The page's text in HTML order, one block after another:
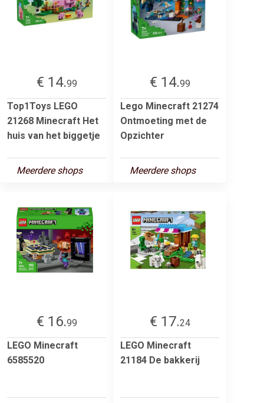
€ 14.99
Top1Toys LEGO
21268 Minecraft Het
huis van het biggetje
Meerdere shops
€ 14.99
Lego Minecraft 21274
Ontmoeting met de
Opzichter
Meerdere shops
€ 16.99
LEGO Minecraft
6585520
€ 17.24
LEGO Minecraft
21184 De bakkerij